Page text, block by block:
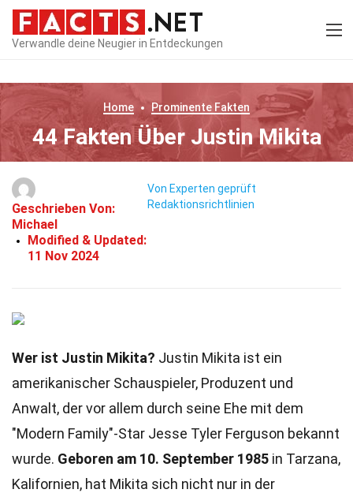
Verwandle deine Neugier in Entdeckungen
Home Prominente Fakten
44 Fakten Über Justin Mikita
Geschrieben Von:
Michael
Modified & Updated:
11 Nov 2024
Von Experten geprüft
Redaktionsrichtlinien
Wer ist Justin Mikita? Justin Mikita ist ein
amerikanischer Schauspieler, Produzent und
Anwalt, der vor allem durch seine Ehe mit dem
"Modern Family"-Star Jesse Tyler Ferguson bekannt
wurde. Geboren am 10. September 1985 in Tarzana,
Kalifornien, hat Mikita sich nicht nur in der